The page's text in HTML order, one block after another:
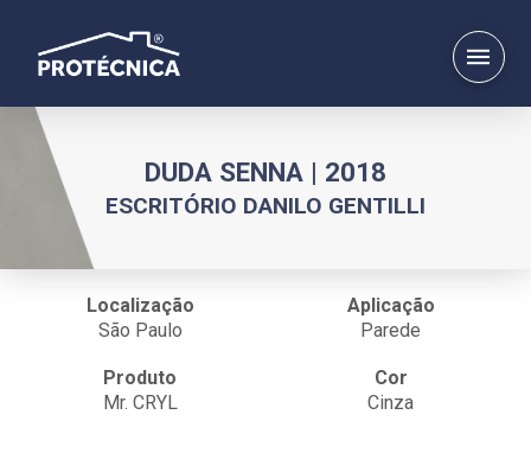
DUDA SENNA | 2018
ESCRITÓRIO DANILO GENTILLI
Localização
São Paulo
Aplicação
Parede
Produto
Mr. CRYL
Cor
Cinza